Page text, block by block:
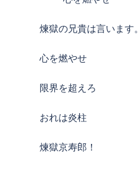
煉獄の兄貴は言います。
心を燃やせ
限界を超えろ
おれは炎柱
煉獄京寿郎！